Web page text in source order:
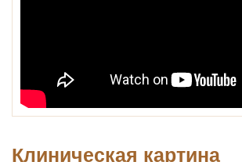
Клиническая картина